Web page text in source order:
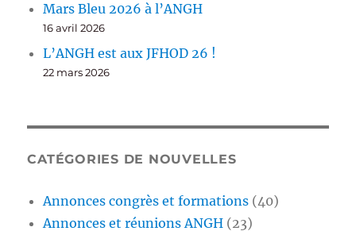
Mars Bleu 2026 à l’ANGH
16 avril 2026
L’ANGH est aux JFHOD 26 !
22 mars 2026
CATÉGORIES DE NOUVELLES
Annonces congrès et formations (40)
Annonces et réunions ANGH (23)